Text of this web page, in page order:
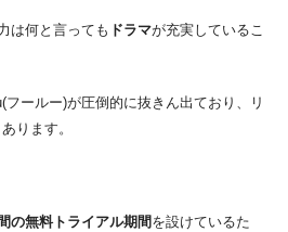
は何と言っても ドラマが充実しているこ
フールー)が圧倒的に抜きん出ており、リ
ります。
の無料トライアル期間 を設けているた